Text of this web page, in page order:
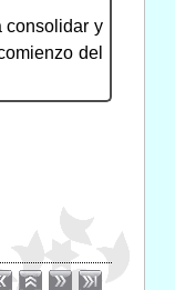
consolidar y
del